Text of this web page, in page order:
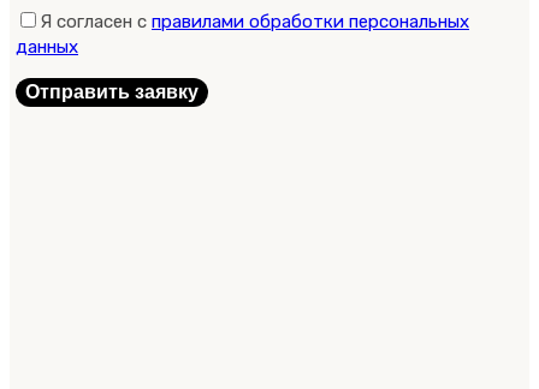
Я согласен с правилами обработки персональных
данных